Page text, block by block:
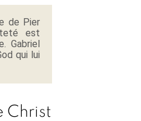
de Pier
est
Gabriel
qui lui
Christ